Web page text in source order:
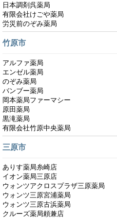
日本調剤呉薬局
有限会社けごや薬局
労災前のぞみ薬局
竹原市
アルファ薬局
エンゼル薬局
のぞみ薬局
バンブー薬局
岡本薬局ファーマシー
原田薬局
黒滝薬局
有限会社竹原中央薬局
三原市
ありす薬局糸崎店
イオン薬局三原店
ウォンツアクロスプラザ三原薬局
ウォンツ三原宮浦薬局
ウォンツ三原古浜薬局
クルーズ薬局頼兼店